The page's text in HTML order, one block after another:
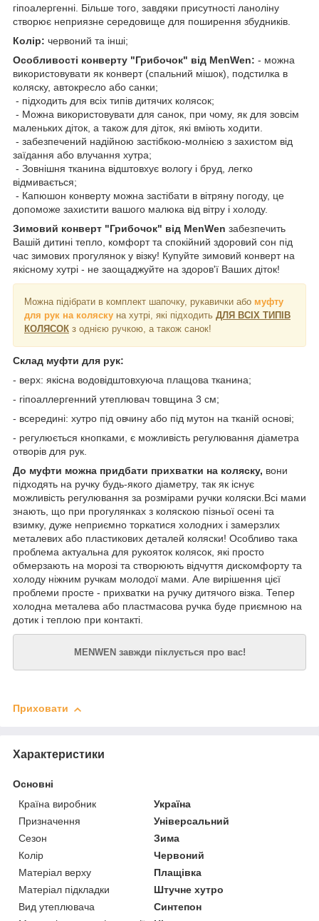
гіпоалергенні. Більше того, завдяки присутності ланоліну
створює неприязне середовище для поширення збудників.
Колір: червоний та інші;
Особливості конверту "Грибочок" від MenWen: - можна
використовувати як конверт (спальний мішок), подстилка в
коляску, автокресло або санки;
- підходить для всіх типів дитячих колясок;
- Можна використовувати для санок, при чому, як для зовсім
маленьких діток, а також для діток, які вміють ходити.
- забезпечений надійною застібкою-молнією з захистом від
заїдання або влучання хутра;
- Зовнішня тканина відштовхує вологу і бруд, легко
відмивається;
- Капюшон конверту можна застібати в вітряну погоду, це
допоможе захистити вашого малюка від вітру і холоду.
Зимовий конверт "Грибочок" від MenWen забезпечить
Вашій дитині тепло, комфорт та спокійний здоровий сон під
час зимових прогулянок у візку! Купуйте зимовий конверт на
якісному хутрі - не заощаджуйте на здоров'ї Ваших діток!
Можна підібрати в комплект шапочку, рукавички або муфту
для рук на коляску на хутрі, які підходить ДЛЯ ВСІХ ТИПІВ
КОЛЯСОК з однією ручкою, а також санок!
Склад муфти для рук:
- верх: якісна водовідштовхуюча плащова тканина;
- гіпоаллергенний утеплювач товщина 3 см;
- всередині: хутро під овчину або під мутон на тканій основі;
- регулюється кнопками, є можливість регулювання діаметра
отворів для рук.
До муфти можна придбати прихватки на коляску, вони
підходять на ручку будь-якого діаметру, так як існує
можливість регулювання за розмірами ручки коляски.Всі мами
знають, що при прогулянках з коляскою пізньої осені та
взимку, дуже неприємно торкатися холодних і замерзлих
металевих або пластикових деталей коляски! Особливо така
проблема актуальна для рукояток колясок, які просто
обмерзають на морозі та створюють відчуття дискомфорту та
холоду ніжним ручкам молодої мами. Але вирішення цієї
проблеми просте - прихватки на ручку дитячого візка. Тепер
холодна металева або пластмасова ручка буде приємною на
дотик і теплою при контакті.
MENWEN завжди піклується про вас!
Приховати
Характеристики
Основні
Країна виробник
Україна
Призначення
Універсальний
Сезон
Зима
Колір
Червоний
Матеріал верху
Плащівка
Матеріал підкладки
Штучне хутро
Вид утеплювача
Синтепон